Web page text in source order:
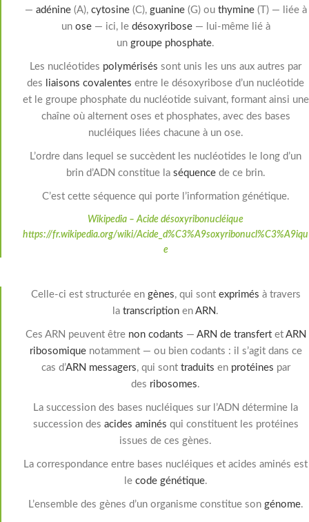
— adénine(A), cytosine(C), guanine(G) ou thymine(T) — liée à
un ose— ici, le désoxyribose— lui-même lié à
un groupe phosphate.
Les nucléotides polymérisés sont unis les uns aux autres par
des
liaisons covalentes entre le désoxyribose d’un nucléotide
et le groupe phosphate du nucléotide suivant, formant ainsi une
chaîne où alternent oses et phosphates, avec des bases
nucléiques liées chacune à un ose.
L’ordre dans lequel se succèdent les nucléotides le long d’un
brin d’ADN constitue la séquencede ce brin.
C’est cette séquence qui porte l’information génétique.
Wikipedia – Acide désoxyribonucléique
https://fr.wikipedia.org/wiki/Acide_d%C3%A9soxyribonucl%C3%A9iqu
e
Celle-ci est structurée en gènes, qui sont exprimés à travers
la transcription en ARN .
Ces ARN peuvent être non codants — ARN de transfertet ARN
ribosomiquenotamment — ou bien codants : il s’agit dans ce
cas d’ARN messagers, qui sont traduits en protéines par
des ribosomes.
La succession des bases nucléiques sur l’ADN détermine la
succession des acides aminés qui constituent les protéines
issues de ces gènes.
La correspondance entre bases nucléiques et acides aminés est
le code génétique.
L’ensemble des gènes d’un organisme constitue son génome.